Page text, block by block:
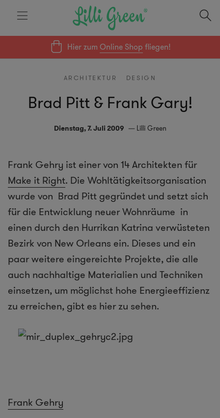
Hier zumOnline Shop fliegen!
ARCHITEKTUR DESIGN
Brad Pitt & Frank Gary!
Dienstag, 7. Juli 2009 Lilli Green
Frank Gehry ist einer von 14 Architekten für
Make it Right. Die Wohltätigkeitsorganisation
wurde von Brad Pitt gegründet und setzt sich
für die Entwicklung neuer Wohnräume in
einen durch den Hurrikan Katrina verwüsteten
Bezirk von New Orleans ein. Dieses und ein
paar weitere eingereichte Projekte, die alle
auch nachhaltige Materialien und Techniken
einsetzen, um möglichst hohe Energieeffizienz
zu erreichen, gibt es hier zu sehen.
Frank Gehry